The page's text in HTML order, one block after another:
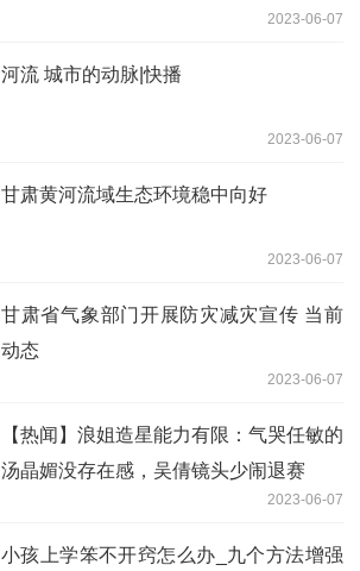
2023-06-07
河流 城市的动脉|快播
2023-06-07
甘肃黄河流域生态环境稳中向好
2023-06-07
甘肃省气象部门开展防灾减灾宣传 当前
动态
2023-06-07
【热闻】浪姐造星能力有限：气哭任敏的
汤晶媚没存在感，吴倩镜头少闹退赛
2023-06-07
小孩上学笨不开窍怎么办_九个方法增强